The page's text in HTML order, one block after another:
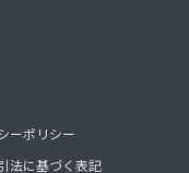
ーポリシー
法に基づく表記